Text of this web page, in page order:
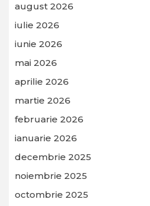
august 2026
iulie 2026
iunie 2026
mai 2026
aprilie 2026
martie 2026
februarie 2026
ianuarie 2026
decembrie 2025
noiembrie 2025
octombrie 2025